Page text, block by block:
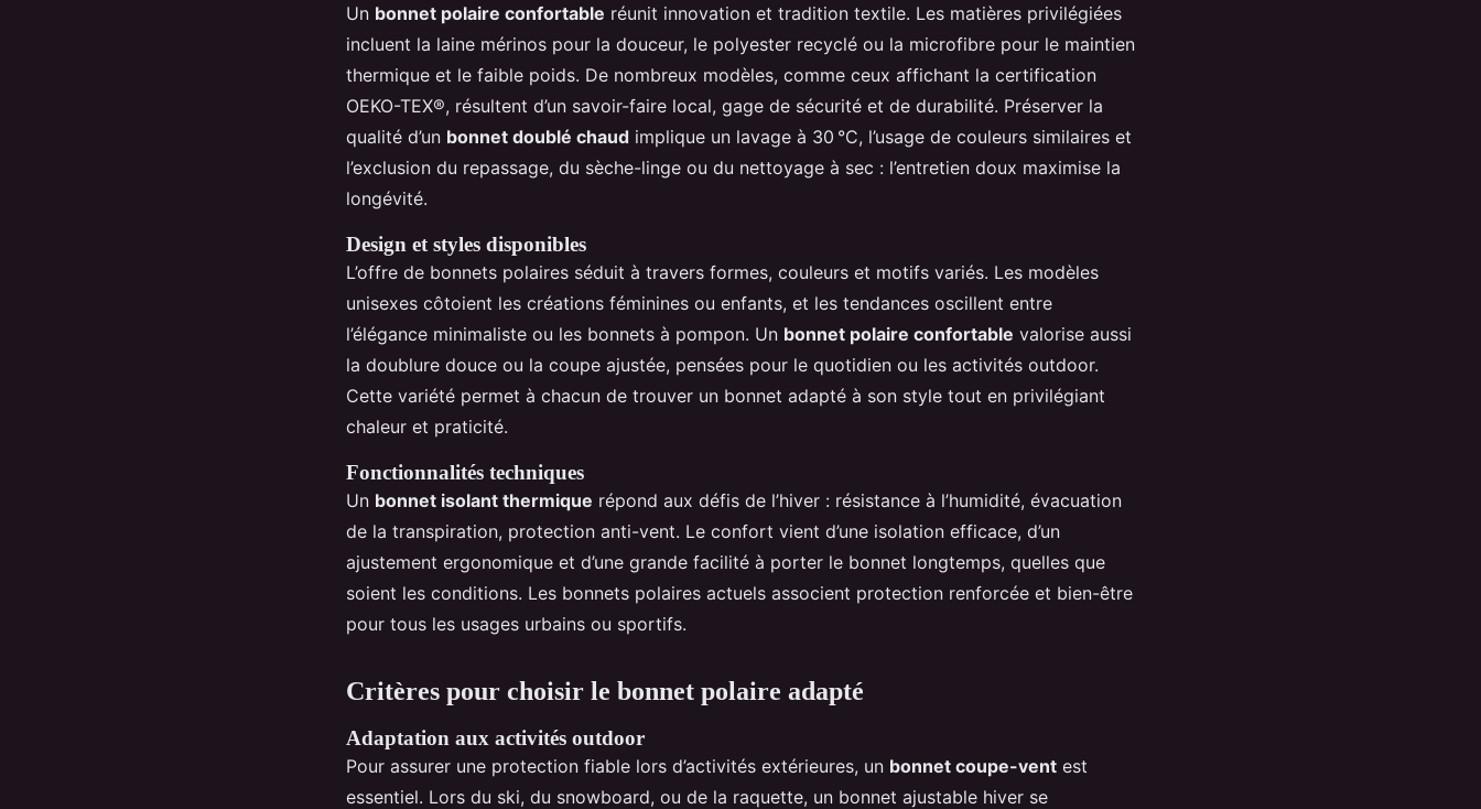
Un bonnet polaire confortable réunit innovation et tradition textile. Les matières privilégiées
incluent la laine mérinos pour la douceur, le polyester recyclé ou la microfibre pour le maintien
thermique et le faible poids. De nombreux modèles, comme ceux affichant la certification
OEKO-TEX®, résultent d’un savoir-faire local, gage de sécurité et de durabilité. Préserver la
qualité d’un bonnet doublé chaud implique un lavage à 30 °C, l’usage de couleurs similaires et
l’exclusion du repassage, du sèche-linge ou du nettoyage à sec : l’entretien doux maximise la
longévité.
Design et styles disponibles
L’offre de bonnets polaires séduit à travers formes, couleurs et motifs variés. Les modèles
unisexes côtoient les créations féminines ou enfants, et les tendances oscillent entre
l’élégance minimaliste ou les bonnets à pompon. Un bonnet polaire confortable valorise aussi
la doublure douce ou la coupe ajustée, pensées pour le quotidien ou les activités outdoor.
Cette variété permet à chacun de trouver un bonnet adapté à son style tout en privilégiant
chaleur et praticité.
Fonctionnalités techniques
Un bonnet isolant thermique répond aux défis de l’hiver : résistance à l’humidité, évacuation
de la transpiration, protection anti-vent. Le confort vient d’une isolation efficace, d’un
ajustement ergonomique et d’une grande facilité à porter le bonnet longtemps, quelles que
soient les conditions. Les bonnets polaires actuels associent protection renforcée et bien-être
pour tous les usages urbains ou sportifs.
Critères pour choisir le bonnet polaire adapté
Adaptation aux activités outdoor
Pour assurer une protection fiable lors d’activités extérieures, un bonnet coupe-vent est
essentiel. Lors du ski, du snowboard, ou de la raquette, un bonnet ajustable hiver se